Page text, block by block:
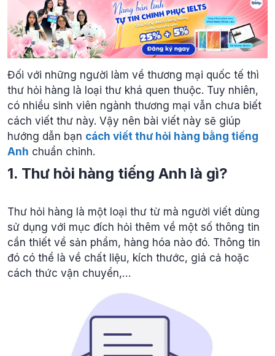
Đối với những người làm về thương mại quốc tế thì
thư hỏi hàng là loại thư khá quen thuộc. Tuy nhiên,
có nhiều sinh viên ngành thương mại vẫn chưa biết
cách viết thư này. Vậy nên bài viết này sẽ giúp
hướng dẫn bạn cách viết thư hỏi hàng bằng tiếng
Anh chuẩn chỉnh.
1. Thư hỏi hàng tiếng Anh là gì?
Thư hỏi hàng là một loại thư từ mà người viết dùng
sử dụng với mục đích hỏi thêm về một số thông tin
cần thiết về sản phẩm, hàng hóa nào đó. Thông tin
đó có thể là về chất liệu, kích thước, giá cả hoặc
cách thức vận chuyển,…